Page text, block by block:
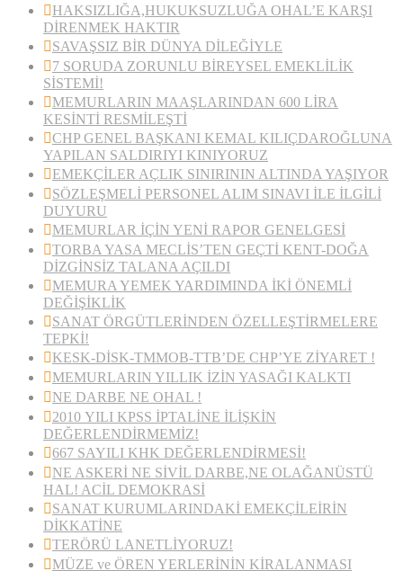
HAKSIZLIĞA,HUKUKSUZLUĞA OHAL’E KARŞI
DİRENMEK HAKTIR
SAVAŞSIZ BİR DÜNYA DİLEĞİYLE
7 SORUDA ZORUNLU BİREYSEL EMEKLİLİK
SİSTEMİ!
MEMURLARIN MAAŞLARINDAN 600 LİRA
KESİNTİ RESMİLEŞTİ
CHP GENEL BAŞKANI KEMAL KILIÇDAROĞLUNA
YAPILAN SALDIRIYI KINIYORUZ
EMEKÇİLER AÇLIK SINIRININ ALTINDA YAŞIYOR
SÖZLEŞMELİ PERSONEL ALIM SINAVI İLE İLGİLİ
DUYURU
MEMURLAR İÇİN YENİ RAPOR GENELGESİ
TORBA YASA MECLİS’TEN GEÇTİ KENT-DOĞA
DİZGİNSİZ TALANA AÇILDI
MEMURA YEMEK YARDIMINDA İKİ ÖNEMLİ
DEĞİŞİKLİK
SANAT ÖRGÜTLERİNDEN ÖZELLEŞTİRMELERE
TEPKİ!
KESK-DİSK-TMMOB-TTB’DE CHP’YE ZİYARET !
MEMURLARIN YILLIK İZİN YASAĞI KALKTI
NE DARBE NE OHAL !
2010 YILI KPSS İPTALİNE İLİŞKİN
DEĞERLENDİRMEMİZ!
667 SAYILI KHK DEĞERLENDİRMESİ!
NE ASKERİ NE SİVİL DARBE,NE OLAĞANÜSTÜ
HAL! ACİL DEMOKRASİ
SANAT KURUMLARINDAKİ EMEKÇİLEİRİN
DİKKATİNE
TERÖRÜ LANETLİYORUZ!
MÜZE ve ÖREN YERLERİNİN KİRALANMASI